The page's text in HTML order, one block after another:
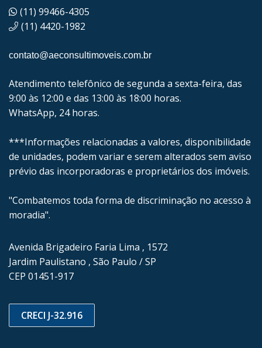
(11) 99466-4305
(11) 4420-1982
contato@aeconsultimoveis.com.br
Atendimento telefônico de segunda a sexta-feira, das
9:00 às 12:00 e das 13:00 às 18:00 horas.
WhatsApp, 24 horas.
***Informações relacionadas a valores, disponibilidade
de unidades, podem variar e serem alterados sem aviso
prévio das incorporadoras e proprietários dos imóveis.
"Combatemos toda forma de discriminação no acesso à
moradia".
Avenida Brigadeiro Faria Lima , 1572
Jardim Paulistano , São Paulo / SP
CEP 01451-917
CRECI J-32.916